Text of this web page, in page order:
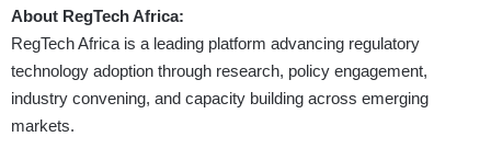
About RegTech Africa:
RegTech Africa is a leading platform advancing regulatory
technology adoption through research, policy engagement,
industry convening, and capacity building across emerging
markets.